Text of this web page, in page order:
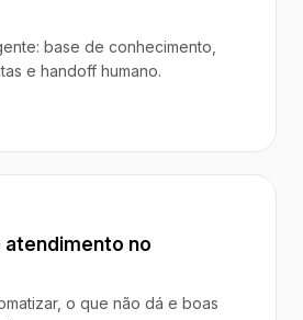
base de conhecimento,
e handoff humano.
no
o que não dá e boas